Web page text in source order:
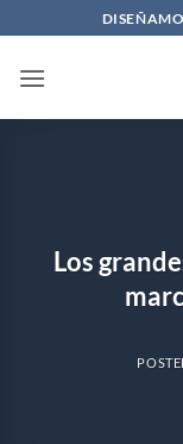
al
contenido
Los